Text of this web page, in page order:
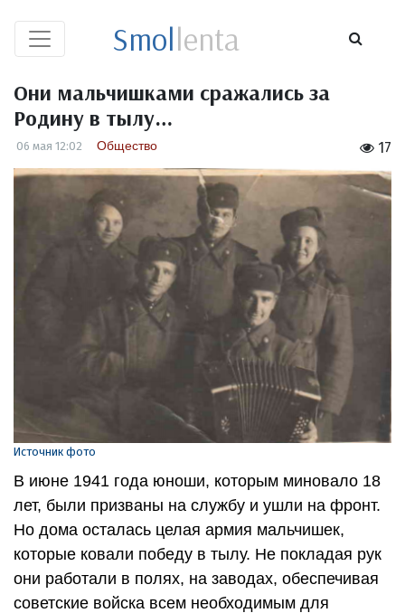
Smollenta
Они мальчишками сражались за
Родину в тылу…
17
06 мая 12:02 Общество
Источник фото
В июне 1941 года юноши, которым миновало 18
лет, были призваны на службу и ушли на фронт.
Но дома осталась целая армия мальчишек,
которые ковали победу в тылу. Не покладая рук
они работали в полях, на заводах, обеспечивая
советские войска всем необходимым для